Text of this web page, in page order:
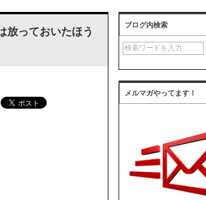
放っておいたほう
ブログ内検索
メルマガやってます！